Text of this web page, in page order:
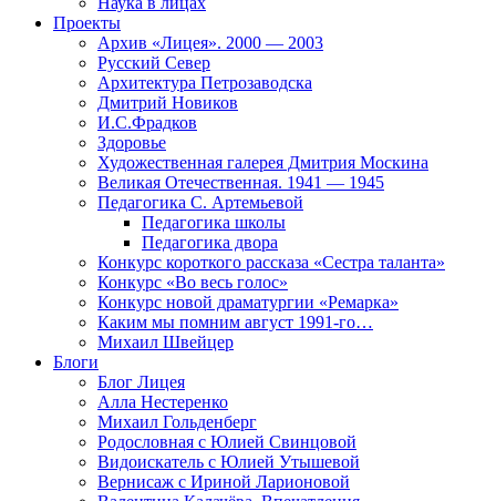
Проекты
Архив «Лицея». 2000 — 2003
Русский Север
Архитектура Петрозаводска
Дмитрий Новиков
И.С.Фрадков
Здоровье
Художественная галерея Дмитрия Москина
Великая Отечественная. 1941 — 1945
Педагогика С. Артемьевой
Педагогика школы
Педагогика двора
Конкурс короткого рассказа «Сестра таланта»
Конкурс «Во весь голос»
Конкурс новой драматургии «Ремарка»
Каким мы помним август 1991-го…
Михаил Швейцер
Блоги
Блог Лицея
Алла Нестеренко
Михаил Гольденберг
Родословная с Юлией Свинцовой
Видоискатель с Юлией Утышевой
Вернисаж с Ириной Ларионовой